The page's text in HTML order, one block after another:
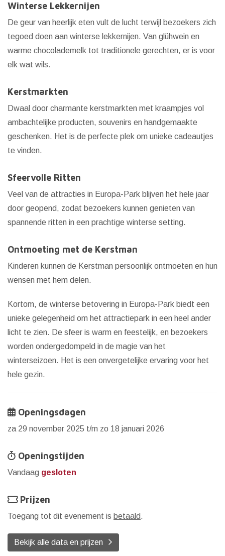
Winterse Lekkernijen
De geur van heerlijk eten vult de lucht terwijl bezoekers zich
tegoed doen aan winterse lekkernijen. Van glühwein en
warme chocolademelk tot traditionele gerechten, er is voor
elk wat wils.
Kerstmarkten
Dwaal door charmante kerstmarkten met kraampjes vol
ambachtelijke producten, souvenirs en handgemaakte
geschenken. Het is de perfecte plek om unieke cadeautjes
te vinden.
Sfeervolle Ritten
Veel van de attracties in Europa-Park blijven het hele jaar
door geopend, zodat bezoekers kunnen genieten van
spannende ritten in een prachtige winterse setting.
Ontmoeting met de Kerstman
Kinderen kunnen de Kerstman persoonlijk ontmoeten en hun
wensen met hem delen.
Kortom, de winterse betovering in Europa-Park biedt een
unieke gelegenheid om het attractiepark in een heel ander
licht te zien. De sfeer is warm en feestelijk, en bezoekers
worden ondergedompeld in de magie van het
winterseizoen. Het is een onvergetelijke ervaring voor het
hele gezin.
Openingsdagen
za 29 november 2025 t/m zo 18 januari 2026
Openingstijden
Vandaag gesloten
Prijzen
Toegang tot dit evenement is betaald.
Bekijk alle data en prijzen